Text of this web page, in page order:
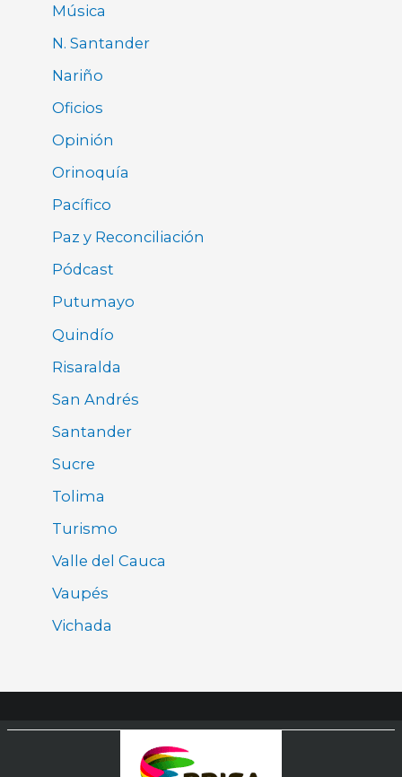
Música
N. Santander
Nariño
Oficios
Opinión
Orinoquía
Pacífico
Paz y Reconciliación
Pódcast
Putumayo
Quindío
Risaralda
San Andrés
Santander
Sucre
Tolima
Turismo
Valle del Cauca
Vaupés
Vichada